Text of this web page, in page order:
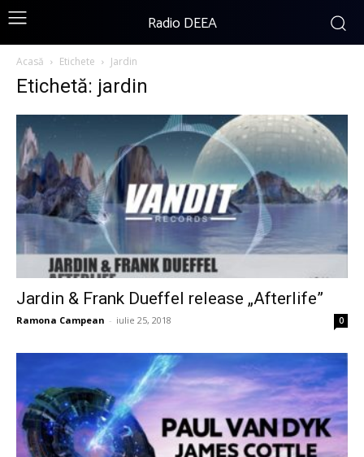
Radio DEEA
Acasă Etichete Jardin
Etichetă: jardin
Jardin & Frank Dueffel release „Afterlife”
Ramona Campean - iulie 25, 2018 0